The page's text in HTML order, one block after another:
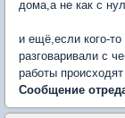
дома,а не как с
и ещё,если кого-
разговаривали с
работы
Сообщение